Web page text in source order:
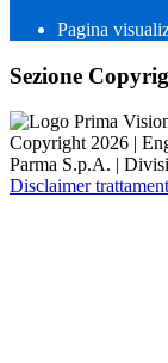
Pagina
Sezione
Copyright 2026 |
Parma S.p.A. |
Disclaimer